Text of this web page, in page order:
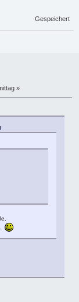
Gespeichert
»